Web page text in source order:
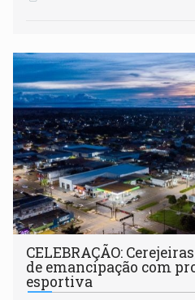
CELEBRAÇÃO:
de emancipação com
esportiva